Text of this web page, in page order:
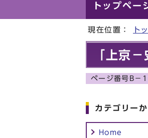
トップペー
現在位置： ト
「上京
ページ番号B－
カテゴリー
Home